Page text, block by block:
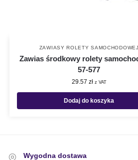
ZAWIASY ROLETY SAMOCHODOWEJ
Zawias środkowy rolety
57-577
29.57 zł z VAT
Dodaj do koszyka
Wygodna dostawa